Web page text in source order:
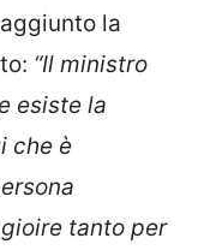
la
“Il ministro
esiste la
che è
tanto per